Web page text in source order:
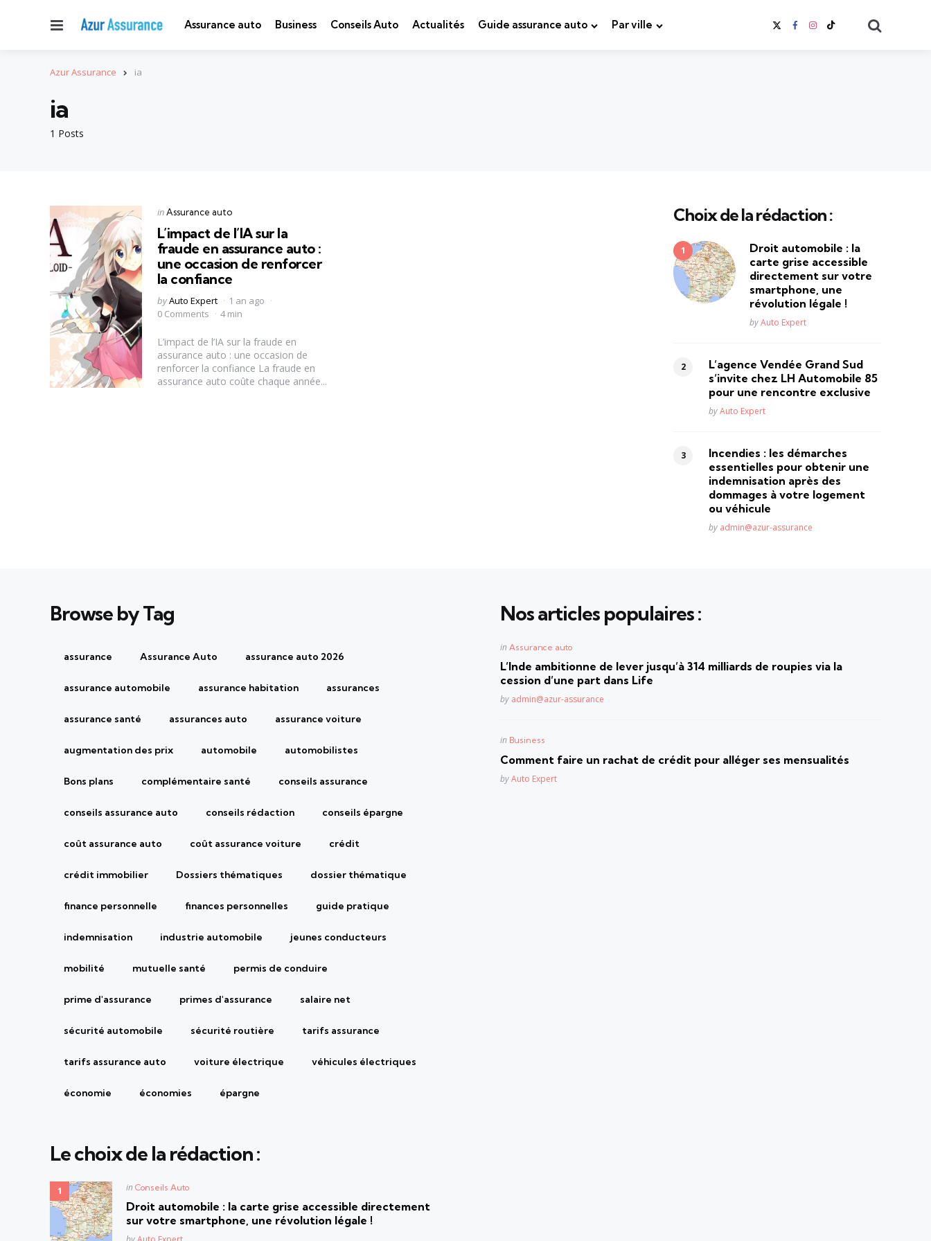
Menu Assurance auto Business Conseils Auto Actualités Guide assurance auto Par ville
Azur Assurance ia
1 Posts
ia
Categories
Posted
in Assurance auto
L’impact de l’IA sur la
fraude en assurance auto :
une occasion de renforcer
la confiance
Posted
by
byAuto Expert
1 an ago
0 Comments
4 min
L’impact de l’IA sur la fraude en
assurance auto : une occasion de
renforcer la confiance La fraude en
assurance auto coûte chaque année...
Choix de la rédaction :
Droit automobile : la
carte grise accessible
directement sur votre
smartphone, une
révolution légale !
Posted
byAuto Expert
L’agence Vendée Grand Sud
s’invite chez LH Automobile 85
pour une rencontre exclusive
Posted
byAuto Expert
Incendies : les démarches
essentielles pour obtenir une
indemnisation après des
dommages à votre logement
ou véhicule
Posted
by admin@azur-assurance
Browse by Tag
assurance Assurance Auto assurance auto 2026
assurance automobile assurance habitation assurances
assurance santé assurances auto assurance voiture
augmentation des prix automobile automobilistes
Bons plans complémentaire santé conseils assurance
conseils assurance auto conseils rédaction conseils épargne
coût assurance auto coût assurance voiture crédit
crédit immobilier Dossiers thématiques dossier thématique
finance personnelle finances personnelles guide pratique
indemnisation industrie automobile jeunes conducteurs
mobilité mutuelle santé permis de conduire
prime d'assurance primes d'assurance salaire net
sécurité automobile sécurité routière tarifs assurance
tarifs assurance auto voiture électrique véhicules électriques
économie économies épargne
Le choix de la rédaction :
Posted
in Conseils Auto
Droit automobile : la carte grise accessible directement
sur votre smartphone, une révolution légale !
Posted
Nos articles populaires :
Posted
in Assurance auto
L’Inde ambitionne de lever jusqu’à 314 milliards de roupies via la
cession d’une part dans Life
Posted
by admin@azur-assurance
Posted
in Business
Comment faire un rachat de crédit pour alléger ses mensualités
Posted
byAuto Expert